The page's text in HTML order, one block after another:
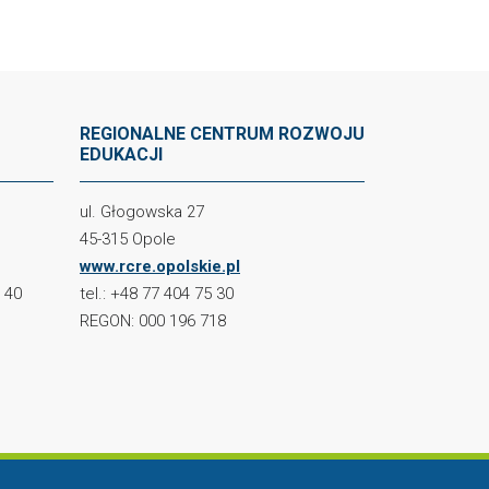
40
REGIONALNE CENTRUM ROZWOJU
EDUKACJI
ul. Głogowska 27
45-315 Opole
www.rcre.opolskie.pl
tel.: +48 77 404 75 30
REGON: 000 196 718